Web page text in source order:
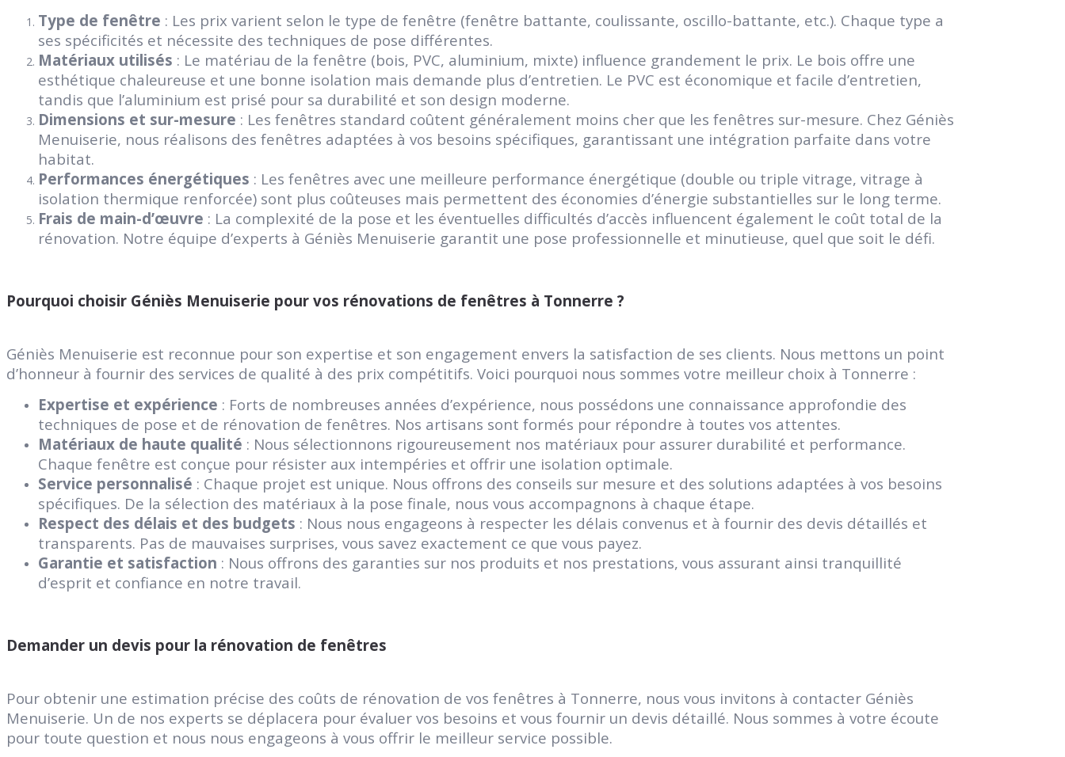
Type de fenêtre : Les prix varient selon le type de fenêtre (fenêtre battante, coulissante, oscillo-battante, etc.). Chaque type a
ses spécificités et nécessite des techniques de pose différentes.
Matériaux utilisés : Le matériau de la fenêtre (bois, PVC, aluminium, mixte) influence grandement le prix. Le bois offre une
esthétique chaleureuse et une bonne isolation mais demande plus d’entretien. Le PVC est économique et facile d’entretien,
tandis que l’aluminium est prisé pour sa durabilité et son design moderne.
Dimensions et sur-mesure : Les fenêtres standard coûtent généralement moins cher que les fenêtres sur-mesure. Chez Géniès
Menuiserie, nous réalisons des fenêtres adaptées à vos besoins spécifiques, garantissant une intégration parfaite dans votre
habitat.
Performances énergétiques : Les fenêtres avec une meilleure performance énergétique (double ou triple vitrage, vitrage à
isolation thermique renforcée) sont plus coûteuses mais permettent des économies d’énergie substantielles sur le long terme.
Frais de main-d’œuvre : La complexité de la pose et les éventuelles difficultés d’accès influencent également le coût total de la
rénovation. Notre équipe d’experts à Géniès Menuiserie garantit une pose professionnelle et minutieuse, quel que soit le défi.
Pourquoi choisir Géniès Menuiserie pour vos rénovations de fenêtres à Tonnerre ?
Géniès Menuiserie est reconnue pour son expertise et son engagement envers la satisfaction de ses clients. Nous mettons un point
d’honneur à fournir des services de qualité à des prix compétitifs. Voici pourquoi nous sommes votre meilleur choix à Tonnerre :
Expertise et expérience : Forts de nombreuses années d’expérience, nous possédons une connaissance approfondie des
techniques de pose et de rénovation de fenêtres. Nos artisans sont formés pour répondre à toutes vos attentes.
Matériaux de haute qualité : Nous sélectionnons rigoureusement nos matériaux pour assurer durabilité et performance.
Chaque fenêtre est conçue pour résister aux intempéries et offrir une isolation optimale.
Service personnalisé : Chaque projet est unique. Nous offrons des conseils sur mesure et des solutions adaptées à vos besoins
spécifiques. De la sélection des matériaux à la pose finale, nous vous accompagnons à chaque étape.
Respect des délais et des budgets : Nous nous engageons à respecter les délais convenus et à fournir des devis détaillés et
transparents. Pas de mauvaises surprises, vous savez exactement ce que vous payez.
Garantie et satisfaction : Nous offrons des garanties sur nos produits et nos prestations, vous assurant ainsi tranquillité
d’esprit et confiance en notre travail.
Demander un devis pour la rénovation de fenêtres
Pour obtenir une estimation précise des coûts de rénovation de vos fenêtres à Tonnerre, nous vous invitons à contacter Géniès
Menuiserie. Un de nos experts se déplacera pour évaluer vos besoins et vous fournir un devis détaillé. Nous sommes à votre écoute
pour toute question et nous nous engageons à vous offrir le meilleur service possible.